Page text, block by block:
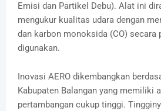
Emisi dan Partikel Debu). Alat ini
mengukur kualitas udara dengan
dan karbon monoksida (CO) secara
digunakan.
Inovasi AERO dikembangkan
Kabupaten Balangan yang memiliki
pertambangan cukup tinggi.